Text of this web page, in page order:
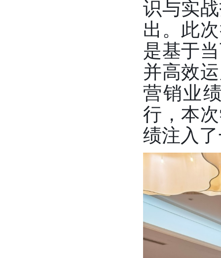
识与实
出。此
是基于
并高效
营销业
行，本
绩注入